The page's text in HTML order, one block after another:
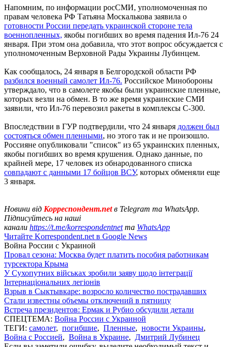
Напомним, по информации росСМИ, уполномоченная по
правам человека РФ Татьяна Москалькова заявила о
готовности России передать украинской стороне тела
военнопленных, якобы погибших во время падения Ил-76 24
января. При этом она добавила, что этот вопрос обсуждается с
уполномоченным Верховной Рады Украины Лубинцем.
Как сообщалось, 24 января в Белгородской области РФ
разбился военный самолет Ил-76. Российское Минобороны
утверждало, что в самолете якобы были украинские пленные,
которых везли на обмен. В то же время украинские СМИ
заявили, что Ил-76 перевозил ракеты в комплексы С-300.
Впоследствии в ГУР подтвердили, что 24 января должен был
состояться обмен пленными, но этого так и не произошло.
Россияне опубликовали "список" из 65 украинских пленных,
якобы погибших во время крушения. Однако данные, по
крайней мере, 17 человек из обнародованного списка
совпадают с данными 17 бойцов ВСУ, которых обменяли еще
3 января.
Новини від Корреспондент.netв Telegram та WhatsApp.
Підписуйтесь на наші
канали https://t.me/korrespondentnetта WhatsApp
Читайте Korrespondent.net в Google News
Война России с Украиной
Провал сезона: Москва будет платить пособия работникам
турсектора Крыма
У Сухопутних військах зробили заяву щодо інтеграції
Інтернаціональних легіонів
Взрыв в Сыктывкаре: возросло количество пострадавших
Стали известны объемы отключений в пятницу
Встреча президентов: Ермак и Рубио обсудили детали
СПЕЦТЕМА: Война России с Украиной
ТЕГИ: самолет, погибшие, Пленные, новости Украины,
Война с Россией, Война в Украине, Дмитрий Лубинец